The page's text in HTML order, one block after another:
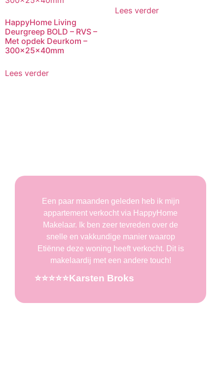
HappyHome Living
Deurgreep BOLD – RVS –
Met opdek Deurkom –
300x25x40mm
Lees verder
Lees verder
Een paar maanden geleden heb ik mijn
appartement verkocht via HappyHome
Makelaar. Ik ben zeer tevreden over de
snelle en vakkundige manier waarop
Etiënne deze woning heeft verkocht. Dit is
makelaardij met een andere touch!
⭐️⭐️⭐️⭐️⭐️Karsten Broks